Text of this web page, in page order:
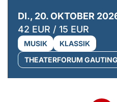
DI., 20. OKTOBER
42 EUR / 15 EUR
MUSIK
KLASSIK
THEATERFORUM